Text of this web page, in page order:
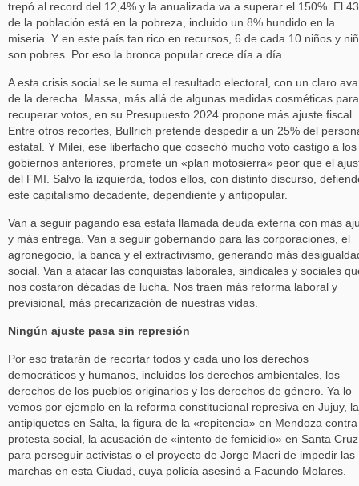
trepó al record del 12,4% y la anualizada va a superar el 150%. El
de la población está en la pobreza, incluido un 8% hundido en la
miseria. Y en este país tan rico en recursos, 6 de cada 10 niños y
son pobres. Por eso la bronca popular crece día a día.
A esta crisis social se le suma el resultado electoral, con un claro
de la derecha. Massa, más allá de algunas medidas cosméticas para
recuperar votos, en su Presupuesto 2024 propone más ajuste fiscal.
Entre otros recortes, Bullrich pretende despedir a un 25% del
estatal. Y Milei, ese liberfacho que cosechó mucho voto castigo a los
gobiernos anteriores, promete un «plan motosierra» peor que el
del FMI. Salvo la izquierda, todos ellos, con distinto discurso,
este capitalismo decadente, dependiente y antipopular.
Van a seguir pagando esa estafa llamada deuda externa con más
y más entrega. Van a seguir gobernando para las corporaciones, el
agronegocio, la banca y el extractivismo, generando más
social. Van a atacar las conquistas laborales, sindicales y sociales
nos costaron décadas de lucha. Nos traen más reforma laboral y
previsional, más precarización de nuestras vidas.
Ningún ajuste pasa sin represión
Por eso tratarán de recortar todos y cada uno los derechos
democráticos y humanos, incluidos los derechos ambientales, los
derechos de los pueblos originarios y los derechos de género. Ya lo
vemos por ejemplo en la reforma constitucional represiva en Jujuy,
antipiquetes en Salta, la figura de la «repitencia» en Mendoza
protesta social, la acusación de «intento de femicidio» en Santa Cruz
para perseguir activistas o el proyecto de Jorge Macri de impedir las
marchas en esta Ciudad, cuya policía asesinó a Facundo Molares.